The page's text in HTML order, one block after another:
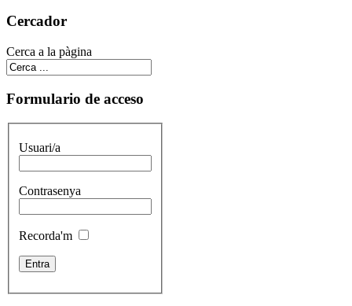
Cercador
Cerca a la pàgina
Formulario de acceso
Usuari/a
Contrasenya
Recorda'm